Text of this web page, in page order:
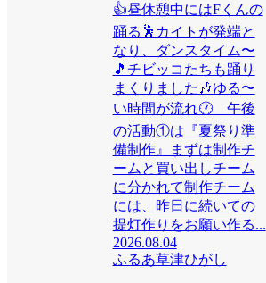
👍昼休憩中にはFくんの
踊る🕺カイトが発端と
なり、ダンスタイム〜
🎵チビッコたちも踊り
まくりました🎶ゆる〜
い時間が流れ🕐 午後
の活動①は『夏祭り準
備制作』まずは制作チ
ームと買い出しチーム
に分かれて制作チーム
には、昨日に続いての
提灯作りをお願い作る...
2026.08.04
ふるあ草津ひがし